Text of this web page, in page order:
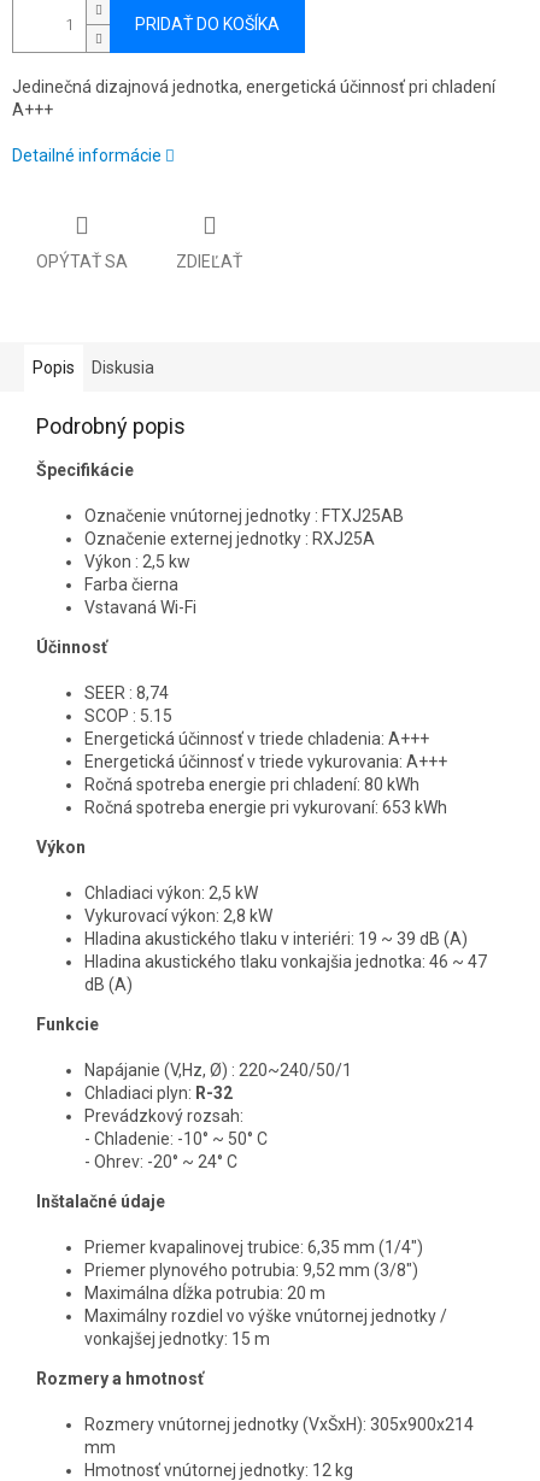
PRIDAŤ DO KOŠÍKA
Jedinečná dizajnová jednotka, energetická účinnosť pri chladení
A+++
Detailné informácie
OPÝTAŤ SA ZDIEĽAŤ
Popis Diskusia
Podrobný popis
Špecifikácie
Označenie vnútornej jednotky : FTXJ25AB
Označenie externej jednotky : RXJ25A
Výkon : 2,5 kw
Farba čierna
Vstavaná Wi-Fi
Účinnosť
SEER : 8,74
SCOP : 5.15
Energetická účinnosť v triede chladenia: A+++
Energetická účinnosť v triede vykurovania: A+++
Ročná spotreba energie pri chladení: 80 kWh
Ročná spotreba energie pri vykurovaní: 653 kWh
Výkon
Chladiaci výkon: 2,5 kW
Vykurovací výkon: 2,8 kW
Hladina akustického tlaku v interiéri: 19 ~ 39 dB (A)
Hladina akustického tlaku vonkajšia jednotka: 46 ~ 47
dB (A)
Funkcie
Napájanie (V,Hz, Ø) : 220~240/50/1
Chladiaci plyn: R-32
Prevádzkový rozsah:
- Chladenie: -10° ~ 50° C
- Ohrev: -20° ~ 24° C
Inštalačné údaje
Priemer kvapalinovej trubice: 6,35 mm (1/4")
Priemer plynového potrubia: 9,52 mm (3/8")
Maximálna dĺžka potrubia: 20 m
Maximálny rozdiel vo výške vnútornej jednotky /
vonkajšej jednotky: 15 m
Rozmery a hmotnosť
Rozmery vnútornej jednotky (VxŠxH): 305x900x214
mm
Hmotnosť vnútornej jednotky: 12 kg